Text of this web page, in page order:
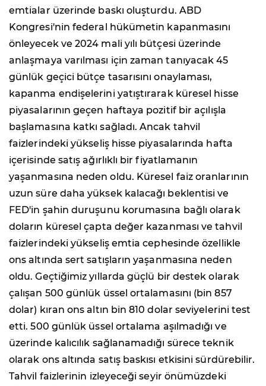
emtialar üzerinde baskı oluşturdu. ABD
Kongresi'nin federal hükümetin kapanmasını
önleyecek ve 2024 mali yılı bütçesi üzerinde
anlaşmaya varılması için zaman tanıyacak 45
günlük geçici bütçe tasarısını onaylaması,
kapanma endişelerini yatıştırarak küresel hisse
piyasalarının geçen haftaya pozitif bir açılışla
başlamasına katkı sağladı. Ancak tahvil
faizlerindeki yükseliş hisse piyasalarında hafta
içerisinde satış ağırlıklı bir fiyatlamanın
yaşanmasına neden oldu. Küresel faiz oranlarının
uzun süre daha yüksek kalacağı beklentisi ve
FED'in şahin duruşunu korumasına bağlı olarak
doların küresel çapta değer kazanması ve tahvil
faizlerindeki yükseliş emtia cephesinde özellikle
ons altında sert satışların yaşanmasına neden
oldu. Geçtiğimiz yıllarda güçlü bir destek olarak
çalışan 500 günlük üssel ortalamasını (bin 857
dolar) kıran ons altın bin 810 dolar seviyelerini test
etti. 500 günlük üssel ortalama aşılmadığı ve
üzerinde kalıcılık sağlanamadığı sürece teknik
olarak ons altında satış baskısı etkisini sürdürebilir.
Tahvil faizlerinin izleyeceği seyir önümüzdeki